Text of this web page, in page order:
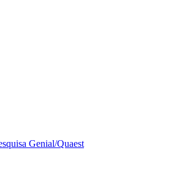
Genial/Quaest